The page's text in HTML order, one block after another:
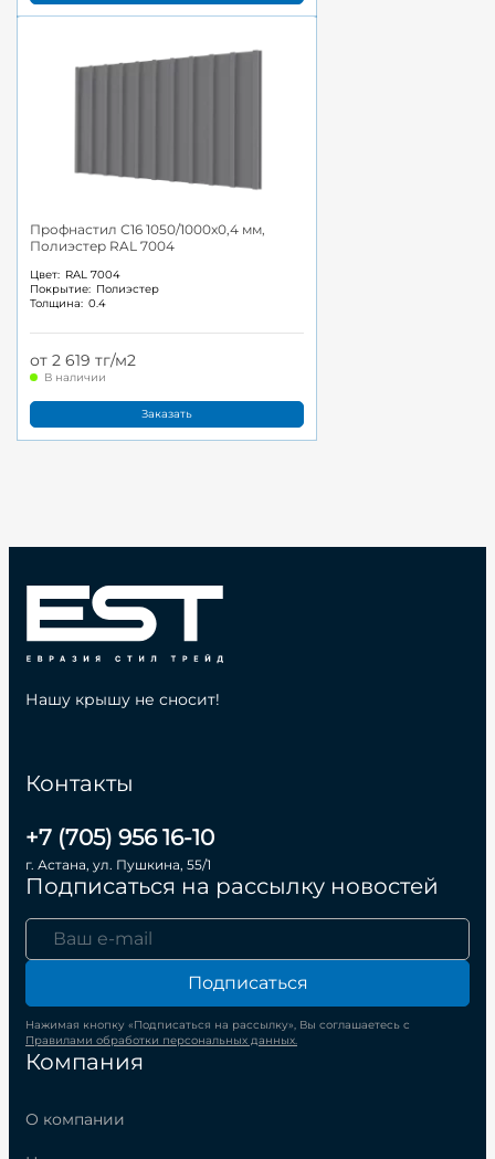
Профнастил С16 1050/1000x0,4 мм,
Полиэстер RAL 7004
Цвет: RAL 7004
Покрытие: Полиэстер
Толщина: 0.4
от 2 619 тг/м2
В наличии
Заказать
Компания
О компании
Контакты
+7 (705) 956 16-10
г. Астана, ул. Пушкина, 55/1
Подписаться на рассылку новостей
Подписаться
Нажимая кнопку «Подписаться на рассылку», Вы соглашаетесь с
Правилами обработки персональных данных.
Нашу крышу не сносит!